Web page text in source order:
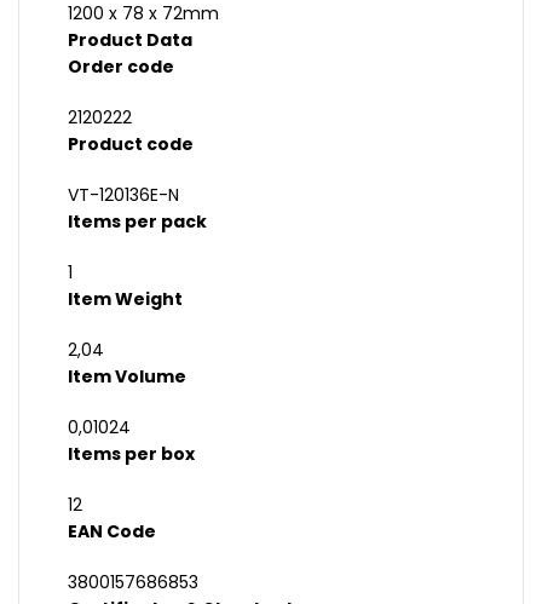
1200 x 78 x 72mm
Product Data
Order code
2120222
Product code
VT-120136E-N
Items per pack
1
Item Weight
2,04
Item Volume
0,01024
Items per box
12
EAN Code
3800157686853